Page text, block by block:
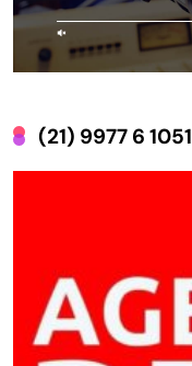
(21) 9977 6 1051